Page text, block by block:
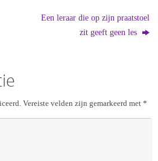
Een leraar die op zijn praatstoel
zit geeft geen les
Vereiste velden zijn gemarkeerd met *